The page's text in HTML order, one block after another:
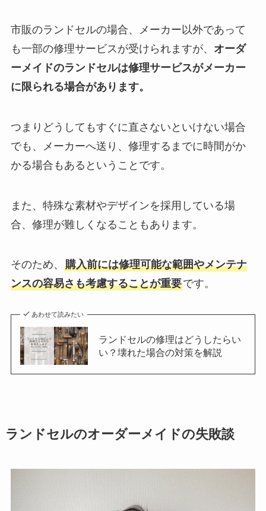
市販のランドセルの場合、メーカー以外であって
も一部の修理サービスが受けられますが、 オーダ
ーメイドのランドセルは修理サービスがメーカー
に限られる場合があります。
つまりどうしてもすぐに直さないといけない場合
でも、メーカーへ送り、修理するまでに時間がか
かる場合もあるということです。
また、特殊な素材やデザインを採用している場
合、修理が難しくなることもあります。
そのため、 購入前には修理可能な範囲やメンテナ
ンスの容易さも考慮することが重要です。
あわせて読みたい
ランドセルの修理はどうしたらい
い？壊れた場合の対策を解説
ランドセルのオーダーメイドの失敗談